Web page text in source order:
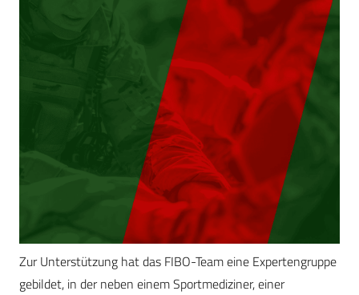
Zur Unterstützung hat das FIBO-Team eine Expertengruppe
gebildet, in der neben einem Sportmediziner, einer